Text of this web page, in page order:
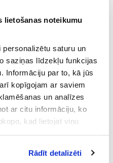
lietošanas noteikumu
saturu un
saziņas līdzekļu funkcijas
Informāciju par to, kā jūs
kopīgojam ar saviem
un analīzes
ar citu informāciju, ko
kad lietojat viņu
lietošanas
Rādīt detalizēti